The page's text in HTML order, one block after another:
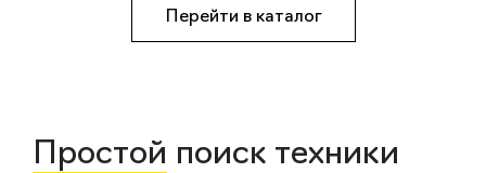
Перейти в каталог
Простой поиск техники